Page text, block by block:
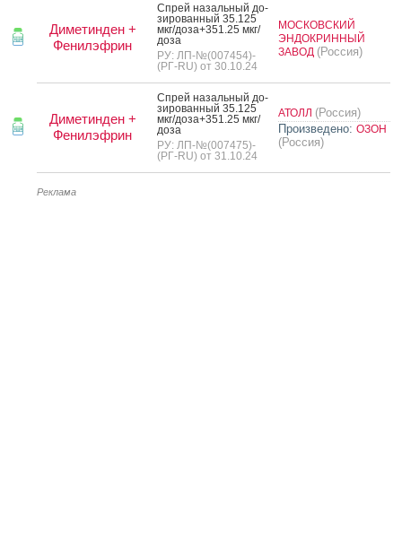
Диметинден +
Фенилэфрин
Спрей на­заль­ный до­
зиро­ван­ный 35.125
мкг/до­за+351.25 мкг/
до­за
РУ: ЛП-№(007454)-
(РГ-RU) от 30.10.24
МОСКОВСКИЙ
ЭНДОКРИННЫЙ
ЗАВОД (Россия)
Диметинден +
Фенилэфрин
Спрей на­заль­ный до­
зиро­ван­ный 35.125
мкг/до­за+351.25 мкг/
до­за
РУ: ЛП-№(007475)-
(РГ-RU) от 31.10.24
АТОЛЛ (Россия)
Произведено: ОЗОН
(Россия)
Реклама